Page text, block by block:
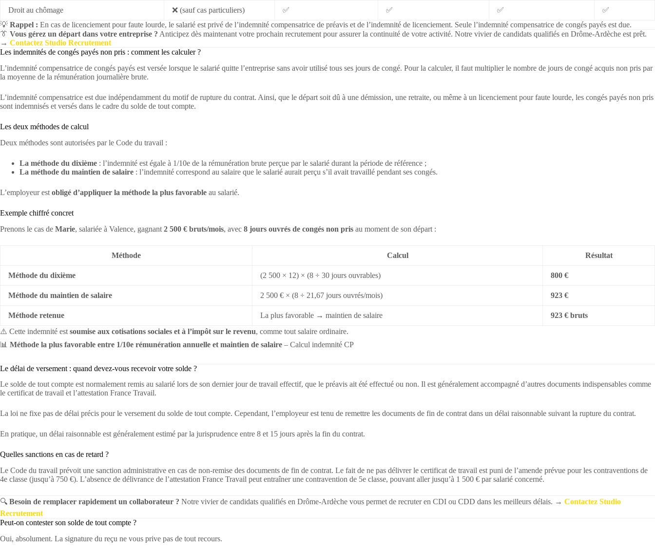
Droit au chômage ❌ (sauf cas particuliers) ✅ ✅ ✅
✅
💡 Rappel : En cas de licenciement pour faute lourde, le salarié est privé de l’indemnité compensatrice de préavis et de l’indemnité de licenciement. Seule l’indemnité compensatrice de congés payés est due.
👔 Vous gérez un départ dans votre entreprise ? Anticipez dès maintenant votre prochain recrutement pour assurer la continuité de votre activité. Notre vivier de candidats qualifiés en Drôme-Ardèche est prêt.
→ Contactez Studio Recrutement
Les indemnités de congés payés non pris : comment les calculer ?
L’indemnité compensatrice de congés payés est versée lorsque le salarié quitte l’entreprise sans avoir utilisé tous ses jours de congé. Pour la calculer, il faut multiplier le nombre de jours de congé acquis non pris par
la moyenne de la rémunération journalière brute.
L’indemnité compensatrice est due indépendamment du motif de rupture du contrat. Ainsi, que le départ soit dû à une démission, une retraite, ou même à un licenciement pour faute lourde, les congés payés non pris
sont indemnisés et versés dans le cadre du solde de tout compte.
Les deux méthodes de calcul
Deux méthodes sont autorisées par le Code du travail :
La méthode du dixième : l’indemnité est égale à 1/10e de la rémunération brute perçue par le salarié durant la période de référence ;
La méthode du maintien de salaire : l’indemnité correspond au salaire que le salarié aurait perçu s’il avait travaillé pendant ses congés.
L’employeur est obligé d’appliquer la méthode la plus favorable au salarié.
Exemple chiffré concret
Prenons le cas de Marie, salariée à Valence, gagnant 2 500 € bruts/mois, avec 8 jours ouvrés de congés non pris au moment de son départ :
Méthode Calcul Résultat
Méthode du dixième (2 500 × 12) × (8 ÷ 30 jours ouvrables) 800 €
Méthode du maintien de salaire 2 500 € × (8 ÷ 21,67 jours ouvrés/mois) 923 €
Méthode retenue La plus favorable → maintien de salaire
923 € bruts
⚠️ Cette indemnité est soumise aux cotisations sociales et à l’impôt sur le revenu, comme tout salaire ordinaire.
📊 Méthode la plus favorable entre 1/10e rémunération annuelle et maintien de salaire – Calcul indemnité CP
Le délai de versement : quand devez-vous recevoir votre solde ?
Le solde de tout compte est normalement remis au salarié lors de son dernier jour de travail effectif, que le préavis ait été effectué ou non. Il est généralement accompagné d’autres documents indispensables comme
le certificat de travail et l’attestation France Travail.
La loi ne fixe pas de délai précis pour le versement du solde de tout compte. Cependant, l’employeur est tenu de remettre les documents de fin de contrat dans un délai raisonnable suivant la rupture du contrat.
En pratique, un délai raisonnable est généralement estimé par la jurisprudence entre 8 et 15 jours après la fin du contrat.
Quelles sanctions en cas de retard ?
Le Code du travail prévoit une sanction administrative en cas de non-remise des documents de fin de contrat. Le fait de ne pas délivrer le certificat de travail est puni de l’amende prévue pour les contraventions de
4e classe (jusqu’à 750 €). L’absence de délivrance de l’attestation France Travail peut entraîner une contravention de 5e classe, pouvant aller jusqu’à 1 500 € par salarié concerné.
🔍 Besoin de remplacer rapidement un collaborateur ? Notre vivier de candidats qualifiés en Drôme-Ardèche vous permet de recruter en CDI ou CDD dans les meilleurs délais. → Contactez Studio
Recrutement
Peut-on contester son solde de tout compte ?
Oui, absolument. La signature du reçu ne vous prive pas de tout recours.